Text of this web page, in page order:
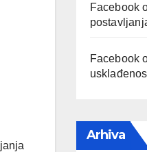
Facebook
Facebook
Arhiva